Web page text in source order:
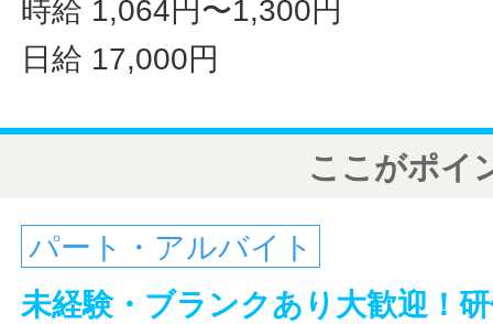
時給 1,064円〜1,300円
日給 17,000円
ここがポイ
パート・アルバイト
未経験・ブランクあり大歓迎！